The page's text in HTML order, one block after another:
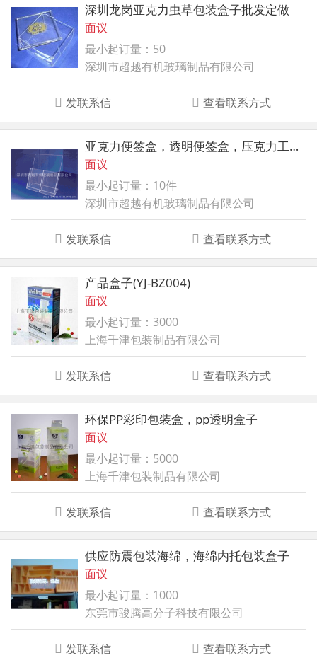
深圳龙岗亚克力虫草包装盒子批发定做
面议
最小起订量：50
深圳市超越有机玻璃制品有限公司
发联系信 查看联系方式
亚克力便签盒，透明便签盒，压克力工艺品，亚克力盒子
面议
最小起订量：10件
深圳市超越有机玻璃制品有限公司
发联系信 查看联系方式
产品盒子(YJ-BZ004)
面议
最小起订量：3000
上海千津包装制品有限公司
发联系信 查看联系方式
环保PP彩印包装盒，pp透明盒子
面议
最小起订量：5000
上海千津包装制品有限公司
发联系信 查看联系方式
供应防震包装海绵，海绵内托包装盒子
面议
最小起订量：1000
东莞市骏腾高分子科技有限公司
发联系信 查看联系方式